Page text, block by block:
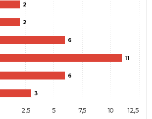
2
2
6
11
6
3
10
2,5 5 7,5 12,5